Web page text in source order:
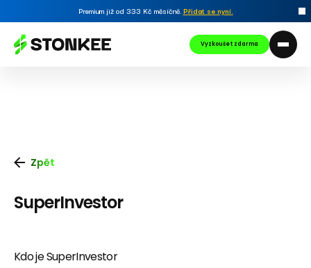
Premium již od 333 Kč měsíčně. Přidat se nyní.
Vyzkoušet zdarma
Zpět
SuperInvestor
Kdo je SuperInvestor